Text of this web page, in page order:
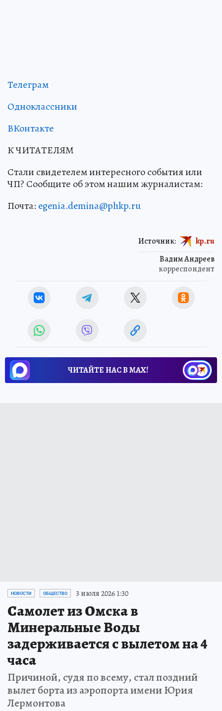
Телеграм
Одноклассники
ВКонтакте
К ЧИТАТЕЛЯМ
Стали свидетелем интересного события или
ЧП? Сообщите об этом нашим журналистам:
Почта: egenia.demina@phkp.ru
Вадим Андреев
корреспондент
Источник: kp.ru
ЧИТАЙТЕ НАС В МАХ!
НОВОСТИ ОБЩЕСТВО 3 июля 2026 1:30
Самолет из Омска в
Минеральные Воды
задерживается с вылетом на 4
часа
Причиной, судя по всему, стал поздний
вылет борта из аэропорта имени Юрия
Лермонтова